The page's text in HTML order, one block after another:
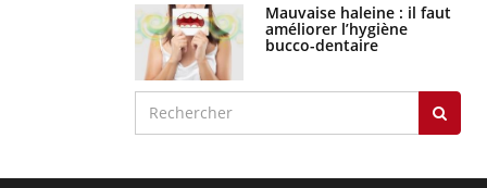
Mauvaise haleine : il faut
améliorer l’hygiène
bucco-dentaire